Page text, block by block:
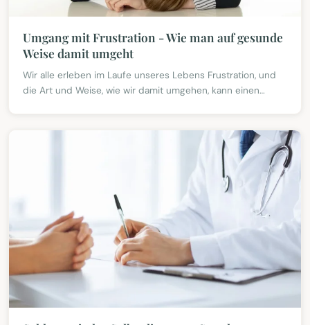
Umgang mit Frustration - Wie man auf gesunde
Weise damit umgeht
Wir alle erleben im Laufe unseres Lebens Frustration, und
die Art und Weise, wie wir damit umgehen, kann einen